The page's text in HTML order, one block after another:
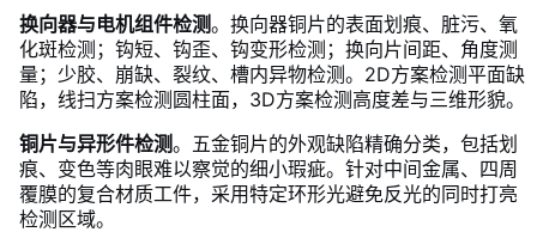
换向器与电机组件检测。换向器铜片的表面划痕、脏污、氧
化斑检测；钩短、钩歪、钩变形检测；换向片间距、角度测
量；少胶、崩缺、裂纹、槽内异物检测。2D方案检测平面缺
陷，线扫方案检测圆柱面，3D方案检测高度差与三维形貌。
铜片与异形件检测。五金铜片的外观缺陷精确分类，包括划
痕、变色等肉眼难以察觉的细小瑕疵。针对中间金属、四周
覆膜的复合材质工件，采用特定环形光避免反光的同时打亮
检测区域。